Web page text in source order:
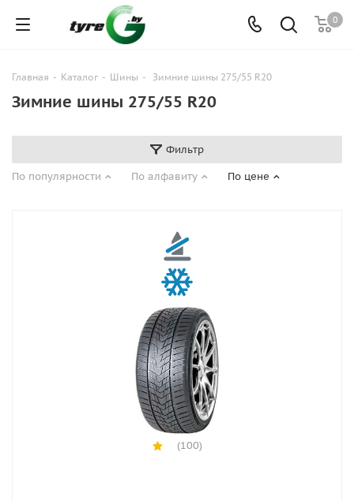
0
Главная - Каталог - Шины - Зимние шины 275/55 R20
Зимние шины 275/55 R20
Фильтр
По популярности
По алфавиту По цене
(100)